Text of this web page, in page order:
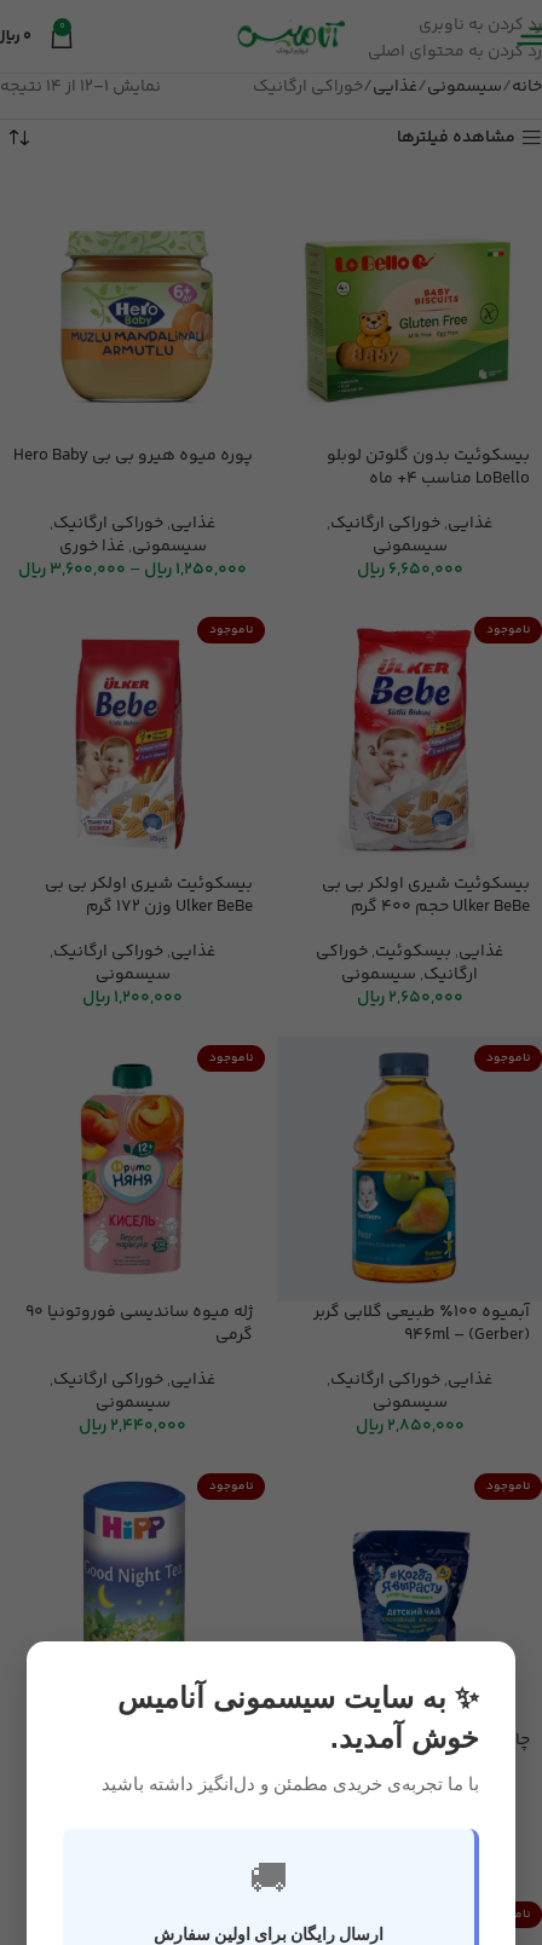
رد کردن به ناوبری
رد کردن به محتوای اصلی
0
0
خانه سیسمونی غذایی خوراکی ارگانیک
نمایش 1–12 از 14 نتیجه
مشاهده فیلترها
بیسکوئیت بدون گلوتن لوبلو
LoBello مناسب 4+ ماه
غذایی,خوراکی ارگانیک,
سیسمونی
6,650,000 ریال
پوره میوه هیرو بی بی Hero Baby
غذایی,خوراکی ارگانیک,
سیسمونی, غذا خوری
1,250,000ریال –
3,600,000ریال
ناموجود
بیسکوئیت شیری اولکر بی بی
Ulker BeBe حجم 400 گرم
غذایی, بیسکوئیت,خوراکی
ارگانیک, سیسمونی
2,650,000 ریال
ناموجود
بیسکوئیت شیری اولکر بی بی
Ulker BeBe وزن 172 گرم
غذایی,خوراکی ارگانیک,
سیسمونی
1,200,000ریال
ناموجود
آبمیوه ۱۰۰٪ طبیعی گلابی گربر
(Gerber) – 946ml
غذایی,خوراکی ارگانیک,
سیسمونی
2,850,000 ریال
ناموجود
ژله میوه ساندیسی فوروتونیا 90
گرمی
غذایی,خوراکی ارگانیک,
سیسمونی
2,440,000ریال
ناموجود
چای بچه فارمالاکت مخصوص شب
ناموجود
ناموجود
✨ به سایت سیسمونی آنامیس
خوش آمدید.
با ما تجربه‌ی خریدی مطمئن و دل‌انگیز داشته باشید
🚚
ارسال رایگان برای اولین سفارش